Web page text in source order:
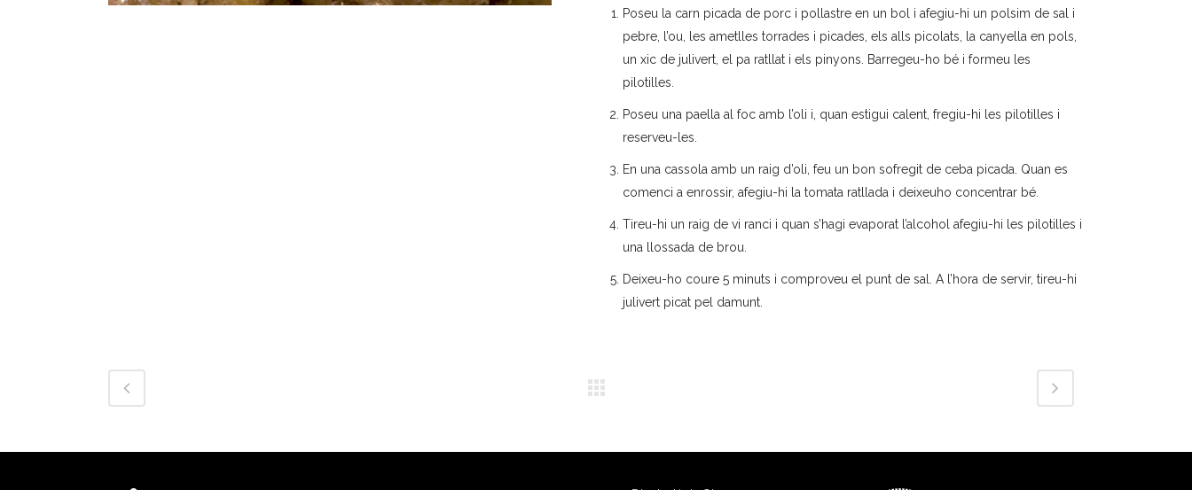
Poseu la carn picada de porc i pollastre en un bol i afegiu-hi un polsim de sal i
pebre, l’ou, les ametlles torrades i picades, els alls picolats, la canyella en pols,
un xic de julivert, el pa ratllat i els pinyons. Barregeu-ho bé i formeu les
pilotilles.
Poseu una paella al foc amb l’oli i, quan estigui calent, fregiu-hi les pilotilles i
reserveu-les.
En una cassola amb un raig d’oli, feu un bon sofregit de ceba picada. Quan es
comenci a enrossir, afegiu-hi la tomata ratllada i deixeuho concentrar bé.
Tireu-hi un raig de vi ranci i quan s’hagi evaporat l’alcohol afegiu-hi les pilotilles i
una llossada de brou.
Deixeu-ho coure 5 minuts i comproveu el punt de sal. A l’hora de servir, tireu-hi
julivert picat pel damunt.